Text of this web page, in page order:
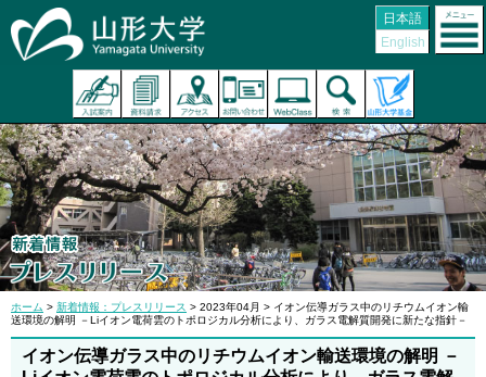
日本語
English
ホーム > 新着情報：プレスリリース > 2023年04月 > イオン伝導ガラス中のリチウムイオン輸
送環境の解明 －Liイオン電荷雲のトポロジカル分析により、ガラス電解質開発に新たな指針－
イオン伝導ガラス中のリチウムイオン輸送環境の解明 －